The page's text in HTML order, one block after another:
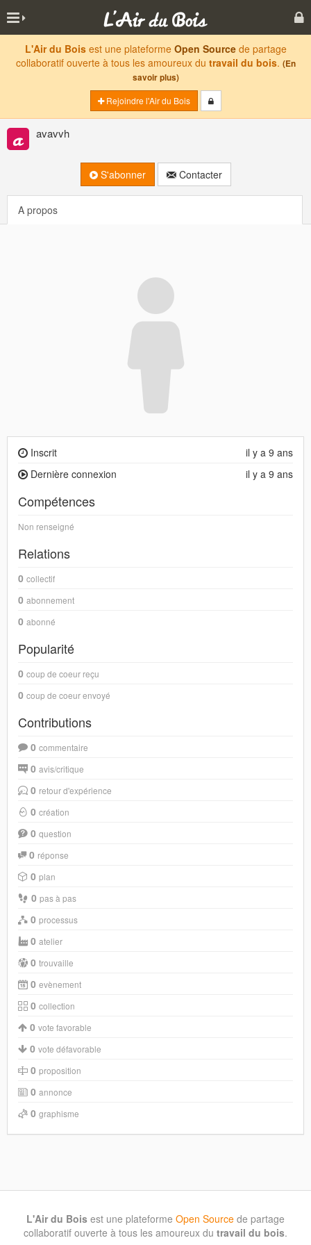
L'Air du Boisest une plateforme Open Sourcede partage
collaboratif ouverte à tous les amoureux du travail du bois. (En
savoir plus)
Rejoindre l'Air du Bois
avavvh
S'abonner Contacter
A propos
il y a 9 ans
Inscrit
il y a 9 ans
Dernière connexion
Compétences
Non renseigné
Relations
0 collectif
0 abonnement
0 abonné
Popularité
0 coup de coeur reçu
0 coup de coeur envoyé
Contributions
0 commentaire
0 avis/critique
0 retour d'expérience
0 création
0 question
0 réponse
0 plan
0 pas à pas
0 processus
0 atelier
0 trouvaille
0 evènement
0 collection
0 vote favorable
0 vote défavorable
0 proposition
0 annonce
0 graphisme
L'Air du Bois est une plateforme Open Source de partage
collaboratif ouverte à tous les amoureux du travail du bois.